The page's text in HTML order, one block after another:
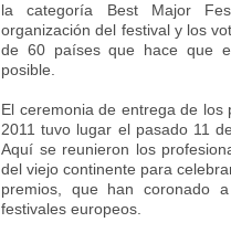
la categoría Best Major
organización del festival y los
de 60 países que hace que
posible.
El ceremonia de entrega de los
2011 tuvo lugar el pasado 11
Aquí se reunieron los
del viejo continente para
premios, que han coronado
festivales europeos.